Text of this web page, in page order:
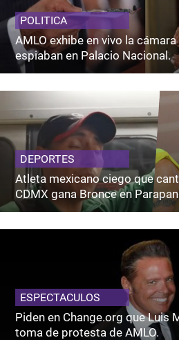
POLITICA
AMLO exhibe en vivo la
espiaban en Palacio Nacional.
DEPORTES
Atleta mexicano ciego que
CDMX gana Bronce en
ESPECTACULOS
Piden en Change.org que Luis
toma de protesta de AMLO.